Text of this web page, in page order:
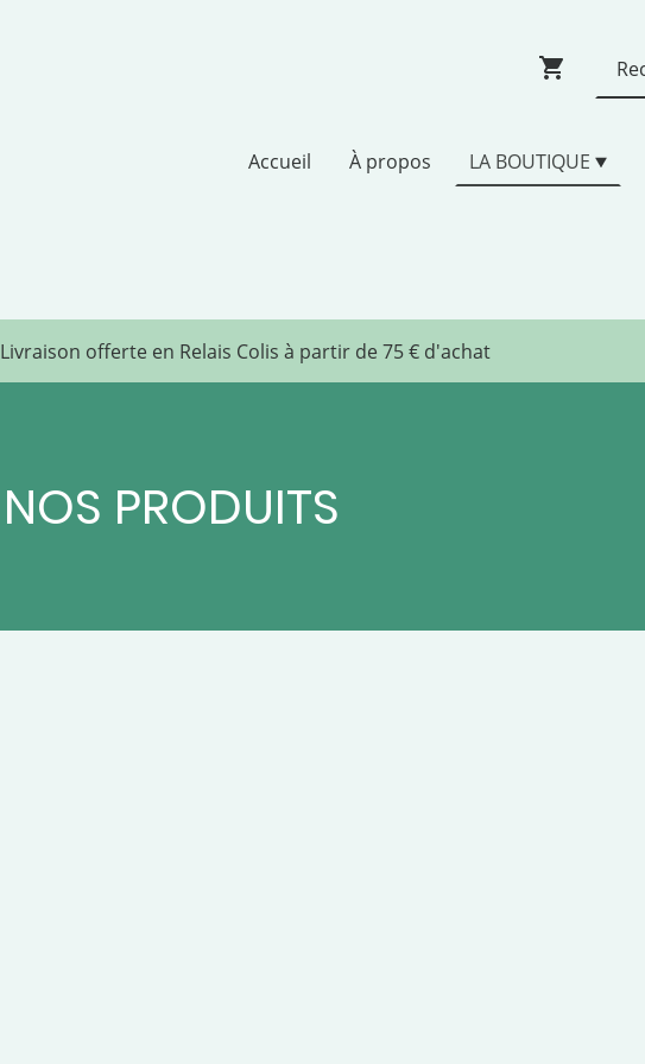
Accueil À propos LA BOUTIQUE
Livraison offerte en Relais Colis à partir de 75 € d'achat
NOS PRODUITS